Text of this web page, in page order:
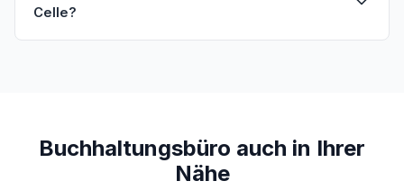
Celle?
Buchhaltungsbüro auch in Ihrer
Nähe